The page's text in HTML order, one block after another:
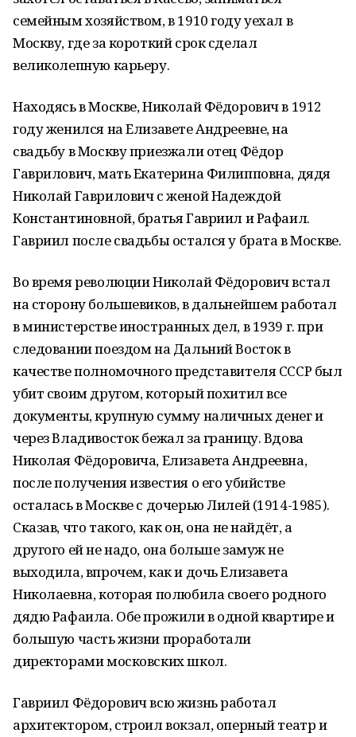
семейным хозяйством, в 1910 году уехал в
Москву, где за короткий срок сделал
великолепную карьеру.
Находясь в Москве, Николай Фёдорович в 1912
году женился на Елизавете Андреевне, на
свадьбу в Москву приезжали отец Фёдор
Гаврилович, мать Екатерина Филипповна, дядя
Николай Гаврилович с женой Надеждой
Константиновной, братья Гавриил и Рафаил.
Гавриил после свадьбы остался у брата в Москве.
Во время революции Николай Фёдорович встал
на сторону большевиков, в дальнейшем работал
в министерстве иностранных дел, в 1939 г. при
следовании поездом на Дальний Восток в
качестве полномочного представителя СССР был
убит своим другом, который похитил все
документы, крупную сумму наличных денег и
через Владивосток бежал за границу. Вдова
Николая Фёдоровича, Елизавета Андреевна,
после получения известия о его убийстве
осталась в Москве с дочерью Лилей (1914-1985).
Сказав, что такого, как он, она не найдёт, а
другого ей не надо, она больше замуж не
выходила, впрочем, как и дочь Елизавета
Николаевна, которая полюбила своего родного
дядю Рафаила. Обе прожили в одной квартире и
большую часть жизни проработали
директорами московских школ.
Гавриил Фёдорович всю жизнь работал
архитектором, строил вокзал, оперный театр и